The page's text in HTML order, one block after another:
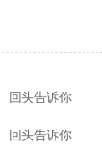
回头告诉你
回头告诉你